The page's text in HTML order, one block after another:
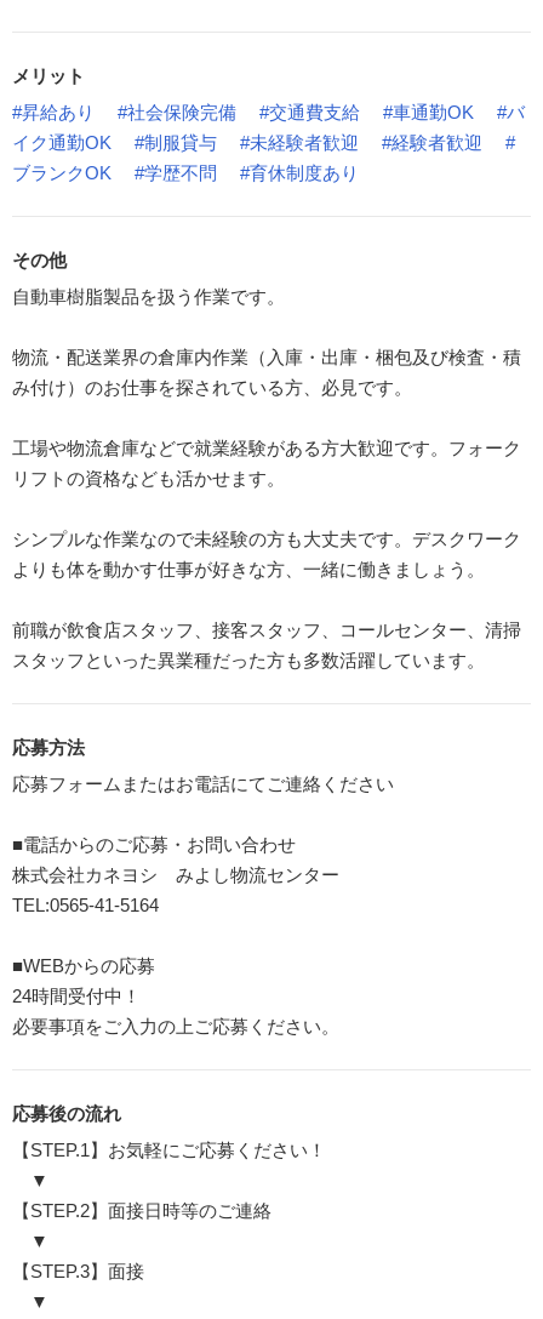
メリット
#昇給あり
#社会保険完備 #交通費支給 #車通勤OK
#バ
イク通勤OK
#制服貸与 #未経験者歓迎 #経験者歓迎
#
ブランクOK
#学歴不問 #育休制度あり
その他
自動車樹脂製品を扱う作業です。
物流・配送業界の倉庫内作業（入庫・出庫・梱包及び検査・積
み付け）のお仕事を探されている方、必見です。
工場や物流倉庫などで就業経験がある方大歓迎です。フォーク
リフトの資格なども活かせます。
シンプルな作業なので未経験の方も大丈夫です。デスクワーク
よりも体を動かす仕事が好きな方、一緒に働きましょう。
前職が飲食店スタッフ、接客スタッフ、コールセンター、清掃
スタッフといった異業種だった方も多数活躍しています。
応募方法
応募フォームまたはお電話にてご連絡ください
■電話からのご応募・お問い合わせ
株式会社カネヨシ みよし物流センター
TEL:0565-41-5164
■WEBからの応募
24時間受付中！
必要事項をご入力の上ご応募ください。
応募後の流れ
【STEP.1】お気軽にご応募ください！
▼
【STEP.2】面接日時等のご連絡
▼
【STEP.3】面接
▼